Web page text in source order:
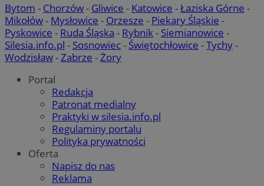
Bytom - Chorzów- Gliwice - Katowice -Łaziska Górne -
Mikołów- Mysłowice - Orzesze - Piekary Śląskie -
Pyskowice - Ruda Śląska - Rybnik- Siemianowice -
Silesia.info.pl - Sosnowiec- Świętochłowice -Tychy-
Wodzisław-Zabrze -Żory
Portal
Redakcja
Patronat medialny
Praktyki w silesia.info.pl
Regulaminy portalu
Polityka prywatności
Oferta
Napisz do nas
Reklama